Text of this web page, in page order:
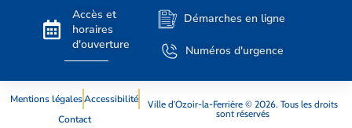
Accès et
horaires
d'ouverture
Démarches en ligne
Numéros d'urgence
Mentions légalesAccessibilité
Contact
Ville d’Ozoir-la-Ferrière © 2026. Tous les droits
sont réservés